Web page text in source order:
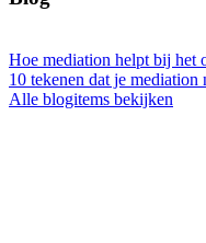
Hoe mediation helpt bij het
10 tekenen dat je
Alle blogitems bekijken